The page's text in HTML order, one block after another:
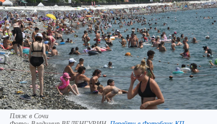
Пляж в Сочи